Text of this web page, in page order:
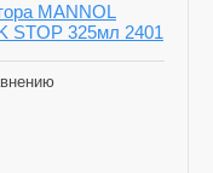
MANNOL
STOP 325мл 2401